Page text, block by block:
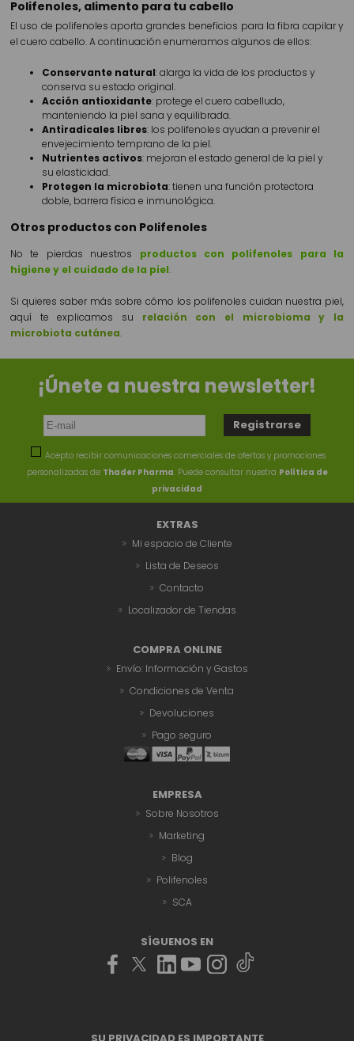
Polifenoles, alimento para tu cabello
El uso de polifenoles aporta grandes beneficios para la fibra capilar y
el cuero cabello. A continuación enumeramos algunos de ellos:
Conservante natural: alarga la vida de los productos y
conserva su estado original.
Acción antioxidante: protege el cuero cabelludo,
manteniendo la piel sana y equilibrada.
Antiradicales libres: los polifenoles ayudan a prevenir el
envejecimiento temprano de la piel.
Nutrientes activos: mejoran el estado general de la piel y
su elasticidad.
Protegen la microbiota: tienen una función protectora
doble, barrera física e inmunológica.
Otros productos con Polifenoles
No te pierdas nuestros productos con polifenoles para la
higiene y el cuidado de la piel.
Si quieres saber más sobre cómo los polifenoles cuidan nuestra piel,
aquí te explicamos su relación con el microbioma y la
microbiota cutánea.
¡Únete a nuestra newsletter!
Acepto recibir comunicaciones comerciales de ofertas y promociones
personalizadas de Thader Pharma. Puede consultar nuestra Política de
privacidad
EXTRAS
Mi espacio de Cliente
Lista de Deseos
Contacto
Localizador de Tiendas
COMPRA ONLINE
Envío: Información y Gastos
Condiciones de Venta
Devoluciones
Pago seguro
EMPRESA
Sobre Nosotros
Marketing
Blog
Polifenoles
SCA
SÍGUENOS EN